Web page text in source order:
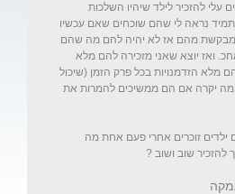
עלי להזכיר לילד שיהיו השלכות
נראה לי שהם שוכחים שאם עכשיו
מבקשת מהם אז לא יהיה להם מה שהם
ואז יוצא שאני מזכירה להם מלא
מלא הזדמנויות בכל פרק הזמן (שיכול
יקרה אם הם ממשיכים להמרות את
ילדים זוכרים אחרי פעם אחת מה